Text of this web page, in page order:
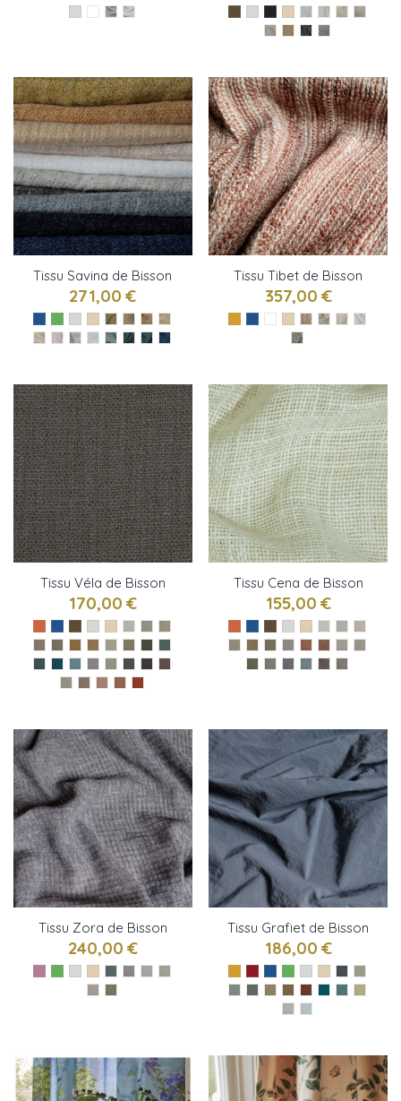
Tissu Savina de Bisson
Bruneel
271,00 €
Tissu Tibet de Bisson
Bruneel
357,00 €
Tissu Véla de Bisson
Bruneel
170,00 €
Tissu Cena de Bisson
Bruneel
155,00 €
Tissu Zora de Bisson
Bruneel
240,00 €
Tissu Grafiet de Bisson
Bruneel
186,00 €